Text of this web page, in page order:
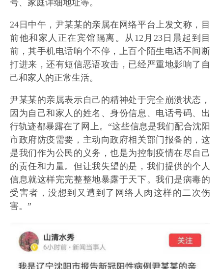
号、家庭详细地址等。
24日中午，尹某某的亲属在网络平台上发文称，目
前他和家人正在宾馆隔离。从12月23日晨起到目
前，其手机电话响个不停，上百个陌生电话不间断
打进来，还有短信恶语攻击，已经严重地影响了自
己和家人的正常生活。
尹某某的亲属表示自己的精神处于完全崩溃状态，
因为自己和家人的姓名、身份信息、电话号码、出
行轨迹都暴露在了网上。“这些信息是我们配合沈阳
市政府防疫需要，主动向政府相关部门报备的，这
是我们作为公民的义务，也是为控制疫情在尽自己
的责任和力量。但让我失望的是，我们提供的个人
信息就这样完完整整地暴露于天下。我们是病毒的
受害者，没想到又遭到了网络人肉这样的二次伤
害。”